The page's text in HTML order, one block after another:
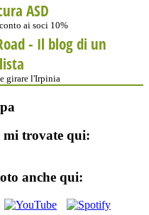
ASD
ai soci 10%
- Il blog di un
girare l'Irpinia
mi trovate qui:
anche qui: